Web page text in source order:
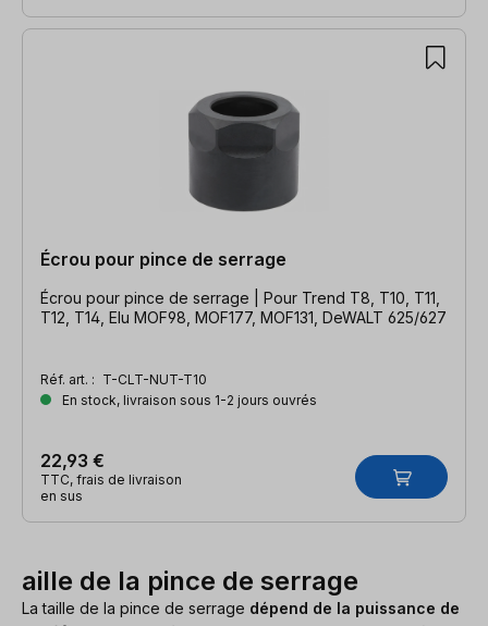
Écrou pour pince de serrage
Écrou pour pince de serrage | Pour Trend T8, T10, T11,
T12, T14, Elu MOF98, MOF177, MOF131, DeWALT 625/627
Réf. art. : T-CLT-NUT-T10
En stock, livraison sous 1-2 jours ouvrés
22,93 €
TTC, frais de livraison
en sus
aille de la pince de serrage
La taille de la pince de serrage dépend de la puissance de